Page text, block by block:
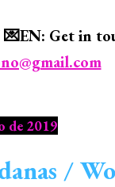
Get in
de 2019
/